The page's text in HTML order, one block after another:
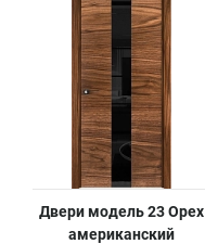
Двери модель 23 Орех
американский